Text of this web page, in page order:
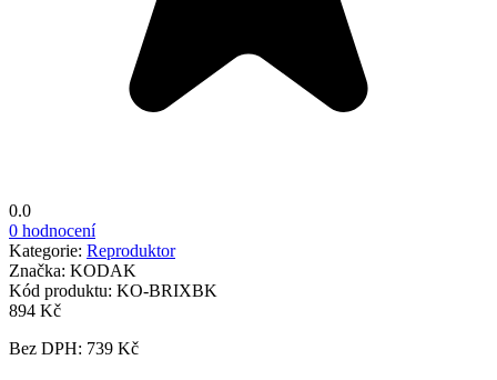
0.0
0 hodnocení
Kategorie: Reproduktor
Značka: KODAK
Kód produktu: KO-BRIXBK
894 Kč
Bez DPH: 739 Kč